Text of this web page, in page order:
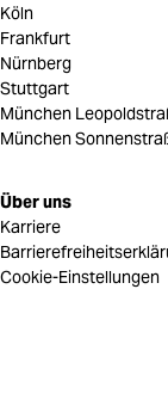
Köln
Frankfurt
Nürnberg
Stuttgart
München
München
Über uns
Karriere
Cookie-Einstellungen